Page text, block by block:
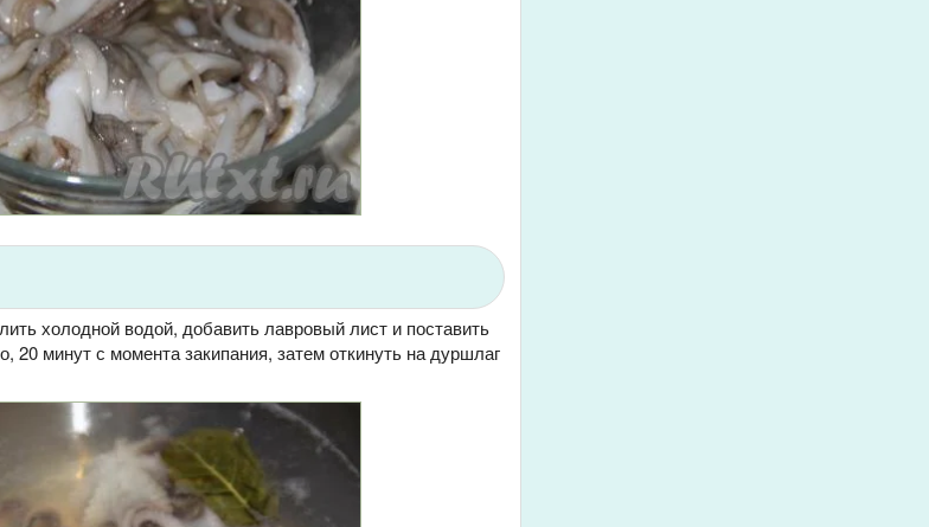
холодной водой, добавить лавровый лист и поставить
20 минут с момента закипания, затем откинуть на дуршлаг